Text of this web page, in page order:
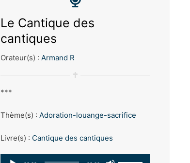
Le Cantique des
cantiques
Orateur(s) : Armand R
***
Thème(s) : Adoration-louange-sacrifice
Livre(s) : Cantique des cantiques